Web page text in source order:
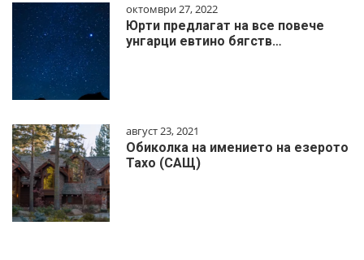
октомври 27, 2022
Юрти предлагат на все повече
унгарци евтино бягств…
август 23, 2021
Обиколка на имението на езерото
Тахо (САЩ)